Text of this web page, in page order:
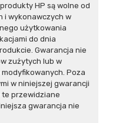
HP są wolne od
i wykonawczych w
użytkowania
do dnia
Gwarancja nie
zużytych lub w
Poza
w niniejszej gwarancji
przewidziane
gwarancja nie